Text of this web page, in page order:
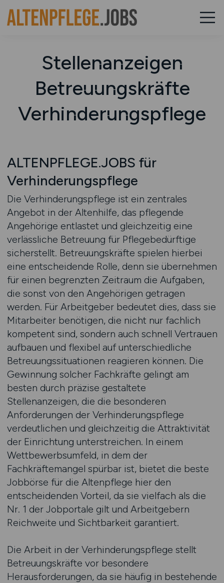
Stellenanzeigen
Betreuungskräfte
Verhinderungspflege
ALTENPFLEGE.JOBS für
Verhinderungspflege
Die Verhinderungspflege ist ein zentrales
Angebot in der Altenhilfe, das pflegende
Angehörige entlastet und gleichzeitig eine
verlässliche Betreuung für Pflegebedürftige
sicherstellt. Betreuungskräfte spielen hierbei
eine entscheidende Rolle, denn sie übernehmen
für einen begrenzten Zeitraum die Aufgaben,
die sonst von den Angehörigen getragen
werden. Für Arbeitgeber bedeutet dies, dass sie
Mitarbeiter benötigen, die nicht nur fachlich
kompetent sind, sondern auch schnell Vertrauen
aufbauen und flexibel auf unterschiedliche
Betreuungssituationen reagieren können. Die
Gewinnung solcher Fachkräfte gelingt am
besten durch präzise gestaltete
Stellenanzeigen, die die besonderen
Anforderungen der Verhinderungspflege
verdeutlichen und gleichzeitig die Attraktivität
der Einrichtung unterstreichen. In einem
Wettbewerbsumfeld, in dem der
Fachkräftemangel spürbar ist, bietet die beste
Jobbörse für die Altenpflege hier den
entscheidenden Vorteil, da sie vielfach als die
Nr. 1 der Jobportale gilt und Arbeitgebern
Reichweite und Sichtbarkeit garantiert.
Die Arbeit in der Verhinderungspflege stellt
Betreuungskräfte vor besondere
Herausforderungen, da sie häufig in bestehende